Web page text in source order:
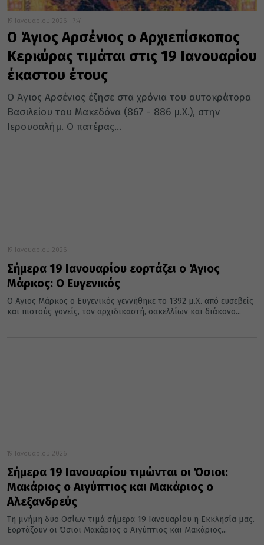
19 Ιανουαρίου 2026 7:41
Ο Άγιος Αρσένιος ο Αρχιεπίσκοπος
Κερκύρας τιμάται στις 19 Ιανουαρίου
έκαστου έτους
Ο Άγιος Αρσένιος έζησε στα χρόνια του αυτοκράτορα
Βασιλείου του Μακεδόνα (867 - 886 μ.Χ.), στην
Ιερουσαλήμ. Ο πατέρας...
19 Ιανουαρίου 2026
Σήμερα 19 Ιανουαρίου εορτάζει ο Άγιος
Μάρκος: Ο Ευγενικός
Ο Άγιος Μάρκος ο Ευγενικός γεννήθηκε το 1392 μ.Χ. από ευσεβείς
και πιστούς γονείς, τον αρχιδικαστή, σακελλίων και διάκονο...
19 Ιανουαρίου 2026
Σήμερα 19 Ιανουαρίου τιμώνται οι Όσιοι:
Μακάριος ο Αιγύπτιος και Μακάριος ο
Αλεξανδρεύς
Τη μνήμη δύο Οσίων τιμά σήμερα 19 Ιανουαρίου η Εκκλησία μας.
Εορτάζουν οι Όσιοι Μακάριος ο Αιγύπτιος και Μακάριος...